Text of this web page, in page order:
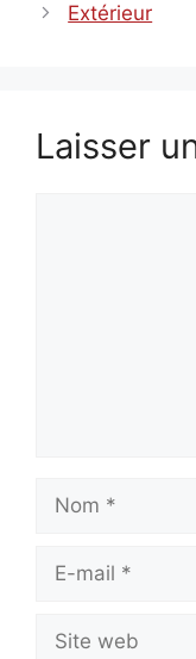
Extérieur
Laisser
Nom
Site